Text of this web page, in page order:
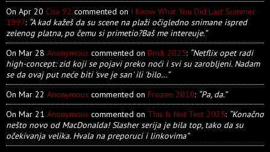
On Apr 20 Coa 92 commented on I Know What You Did Last Summer
1997: “A kad kažeš da su scene na plaži očigledno snimane ispred
zelenog platna, po čemu si primetio?Baš me intereuje.”
On Mar 28 Anonymous commented on Brick 2025: “Netflix opet radi
high-concept: zid koji se pojavi preko noći i svi su zarobljeni. Nadam
se da ovaj put neće biti 'sve je san' ili 'bilo…”
On Mar 22 Anonymous commented on Frozen 2010: “Pa, da.”
On Mar 21 Anonymous commented on This Is Not Test 2025: “Konačno
nešto novo od MacDonalda! Slasher serija je bila top, tako da su
očekivanja velika. Hvala na preporuci i linkovima”